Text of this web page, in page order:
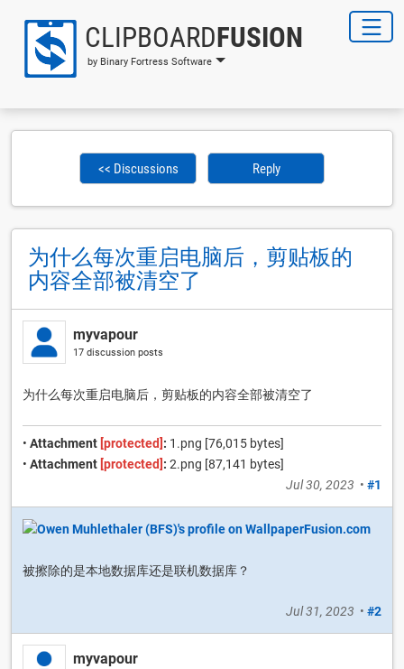
CLIPBOARDFUSION
by Binary Fortress Software
<< Discussions Reply
为什么每次重启电脑后，剪贴板的
内容全部被清空了
myvapour
17 discussion posts
为什么每次重启电脑后，剪贴板的内容全部被清空了
• Attachment [protected] : 1.png [76,015 bytes]
• Attachment [protected] : 2.png [87,141 bytes]
Jul 30, 2023 • #1
被擦除的是本地数据库还是联机数据库？
Jul 31, 2023 • #2
myvapour